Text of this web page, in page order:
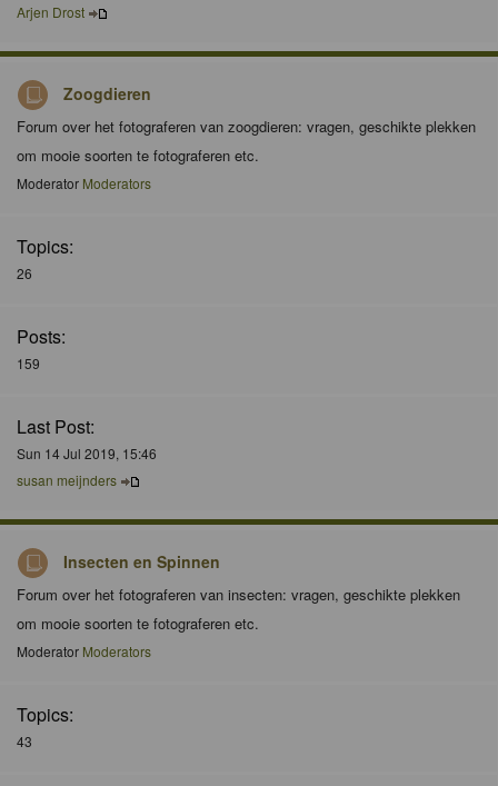
Arjen Drost
Zoogdieren
Forum over het fotograferen van zoogdieren: vragen, geschikte plekken
om mooie soorten te fotograferen etc.
Moderator Moderators
Topics:
26
Posts:
159
Last Post:
Sun 14 Jul 2019, 15:46
susan meijnders
Insecten en Spinnen
Forum over het fotograferen van insecten: vragen, geschikte plekken
om mooie soorten te fotograferen etc.
Moderator Moderators
Topics:
43